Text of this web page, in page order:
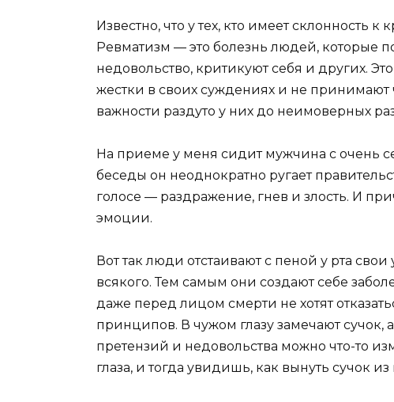
Известно, что у тех, кто имеет склонность к
Ревматизм — это болезнь людей, которые
недовольство, критикуют себя и других.
жестки в своих суждениях и не принимают
важности раздуто у них до неимоверных
На приеме у меня сидит мужчина с очень
беседы он неоднократно ругает
голосе — раздражение, гнев и злость. И
эмоции.
Вот так люди отстаивают с пеной у рта
всякого. Тем самым они создают себе
даже перед лицом смерти не хотят
принципов. В чужом глазу замечают
претензий и недовольства можно что-то
глаза, и тогда увидишь, как вынуть сучок из